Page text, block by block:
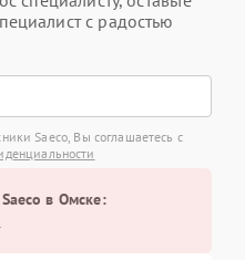
с радостью
Saeco, Вы соглашаетесь с
в Омске: